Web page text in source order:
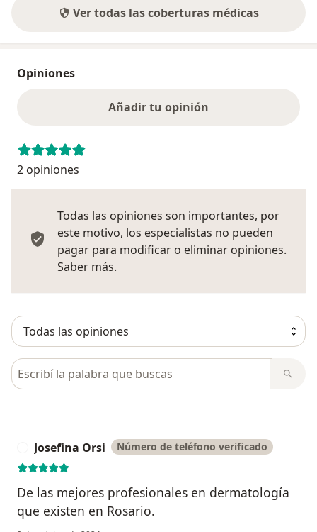
Ver todas las coberturas médicas
Opiniones
Añadir tu opinión
2 opiniones
Todas las opiniones son importantes, por
este motivo, los especialistas no pueden
pagar para modificar o eliminar opiniones.
Saber más.
Busca en opiniones
Josefina Orsi Número de teléfono verificado
De las mejores profesionales en dermatología
que existen en Rosario.